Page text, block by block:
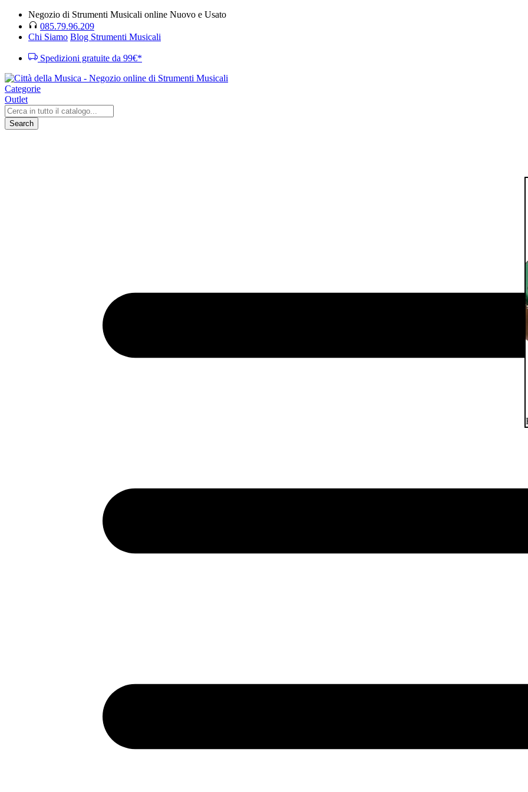
Negozio di Strumenti Musicali online Nuovo e Usato
085.79.96.209
Chi Siamo Blog Strumenti Musicali
Spedizioni gratuite da 99€*
Categorie
Outlet
Search